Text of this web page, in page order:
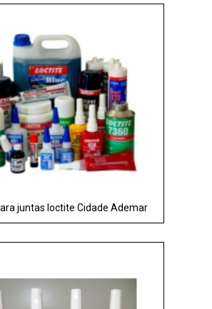
juntas loctite Cidade Ademar